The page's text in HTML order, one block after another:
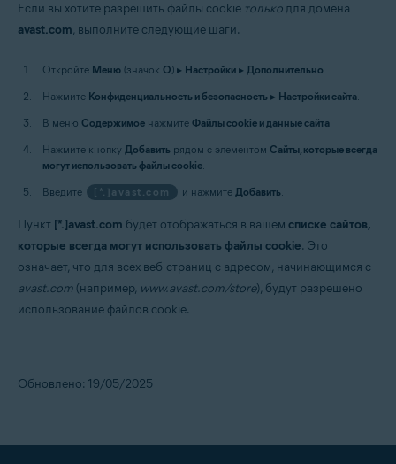
Если вы хотите разрешить файлы cookie толькодля домена
avast.com, выполните следующие шаги.
Откройте Меню (значок O) ▸ Настройки ▸ Дополнительно.
Нажмите Конфиденциальность и безопасность ▸ Настройки сайта.
В меню Содержимое нажмите Файлы cookie и данные сайта.
Нажмите кнопку Добавить рядом с элементом Сайты, которые всегда
могут использовать файлы cookie.
Введите
[*.]avast.com и нажмите Добавить.
Пункт [*.]avast.com будет отображаться в вашем списке сайтов,
которые всегда могут использовать файлы cookie. Это
означает, что для всех веб-страниц с адресом, начинающимся с
avast.com (например, www.avast.com/store), будут разрешено
использование файлов cookie.
Обновлено: 19/05/2025